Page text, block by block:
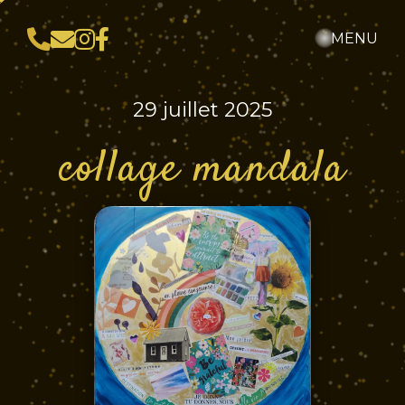
MENU
Accueil
L'Art-Thérapie
À Propos
Outils
29 juillet 2025
collage mandala